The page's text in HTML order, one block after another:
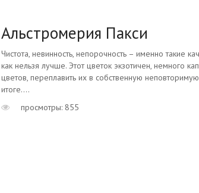
Альстромерия Пакси
Чистота, невинность, непорочность – именно такие
как нельзя лучше. Этот цветок экзотичен, немного
цветов, переплавить их в собственную
итоге....
просмотры: 855